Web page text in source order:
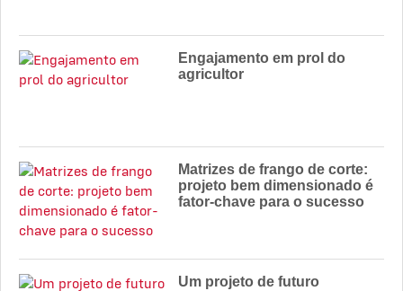
Engajamento em prol do
agricultor
Matrizes de frango de corte:
projeto bem dimensionado é
fator-chave para o sucesso
Um projeto de futuro